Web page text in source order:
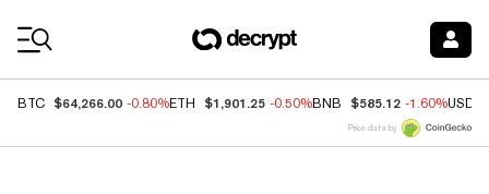
BTC $64,266.00 -0.80%ETH $1,901.25 -0.50%BNB $585.12 -1.60%USDC
Price data by